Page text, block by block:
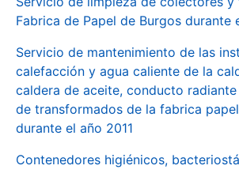
Fabrica de Papel de Burgos durante
Servicio de mantenimiento de las
calefacción y agua caliente de la
caldera de aceite, conducto
de transformados de la fabrica
durante el año 2011
Contenedores higiénicos,